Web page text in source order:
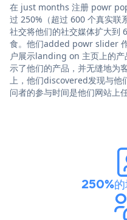
在 just months 注册 powr
过 250%（超过 600 个真实
社交将他们的社交媒体扩大到
食。他们added powr slider
户展示landing on 主页上的产
示了他们的产品，并无缝地为
上，他们discovered发现与
问者的参与时间是他们网站上
250%的